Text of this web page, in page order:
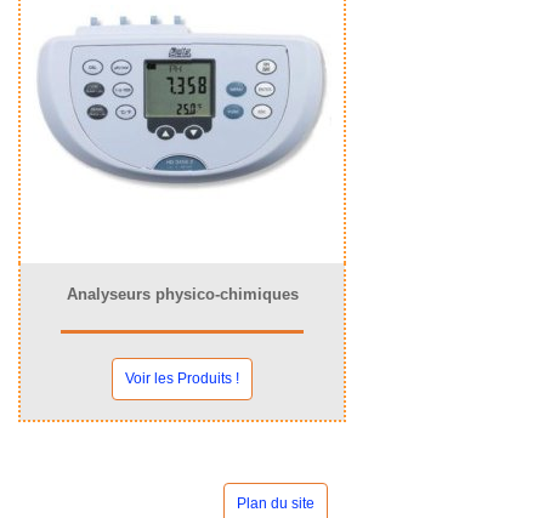
Analyseurs physico-chimiques
Voir les Produits !
Plan du site